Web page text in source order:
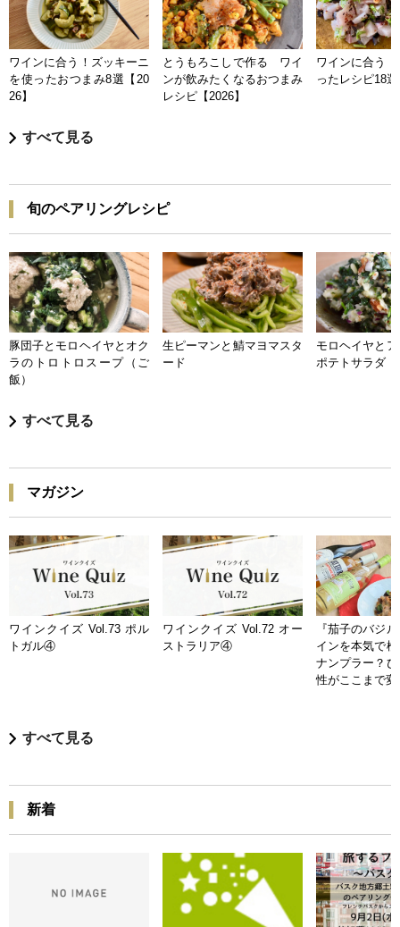
ワインに合う！ズッキーニ
を使ったおつまみ8選【20
26】
とうもろこしで作る ワイ
ンが飲みたくなるおつまみ
レシピ【2026】
ワインに合う
ったレシピ18
すべて見る
旬のペアリングレシピ
豚団子とモロヘイヤとオク
ラのトロトロスープ（ご
飯）
生ピーマンと鯖マヨマスタ
ード
モロヘイヤと
ポテトサラダ
すべて見る
マガジン
ワインクイズ Vol.73 ポル
トガル④
ワインクイズ Vol.72 オー
ストラリア④
『茄子のバジ
インを本気で
ナンプラー？
性がここまで
すべて見る
新着